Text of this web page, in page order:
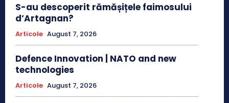
S-au descoperit rămășițele faimosului
d’Artagnan?
Articole August 7, 2026
Defence Innovation | NATO and new
technologies
Articole August 7, 2026